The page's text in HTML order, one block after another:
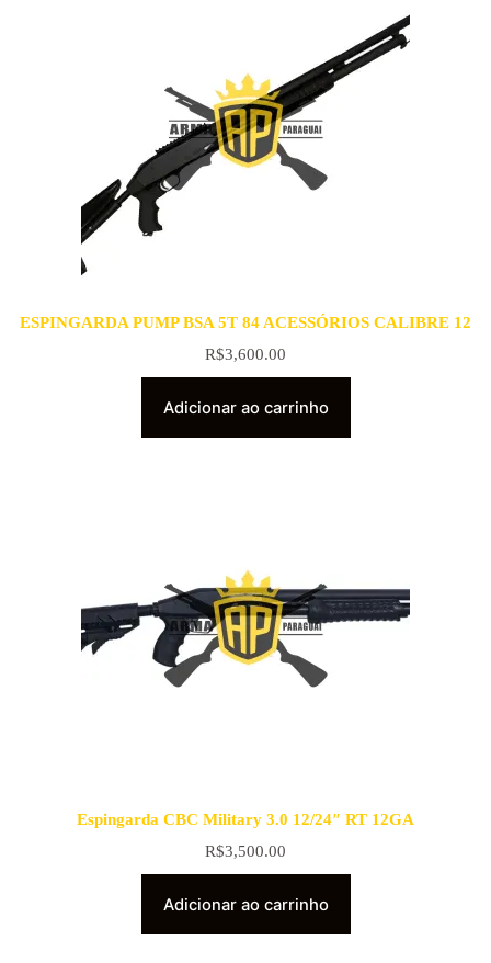
ESPINGARDA PUMP BSA 5T 84 ACESSÓRIOS CALIBRE 12
R$3,600.00
Adicionar ao carrinho
Espingarda CBC Military 3.0 12/24″ RT 12GA
R$3,500.00
Adicionar ao carrinho